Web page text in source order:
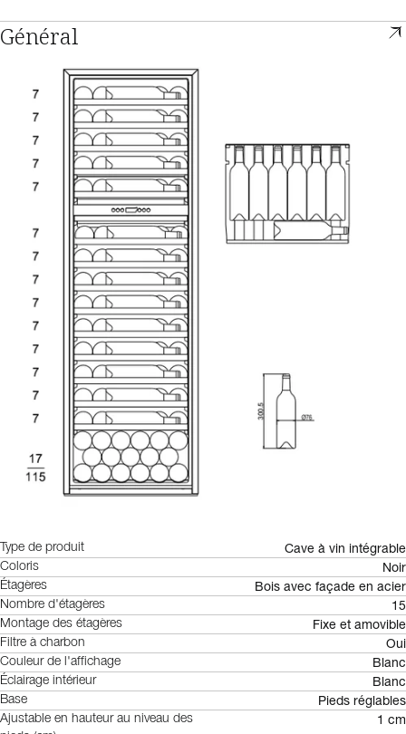
Général
Type de produit Cave à vin intégrable
Coloris Noir
Étagères Bois avec façade en acier
Nombre d'étagères 15
Montage des étagères Fixe et amovible
Filtre à charbon Oui
Couleur de l'affichage Blanc
Éclairage intérieur Blanc
Base Pieds réglables
Ajustable en hauteur au niveau des
1 cm